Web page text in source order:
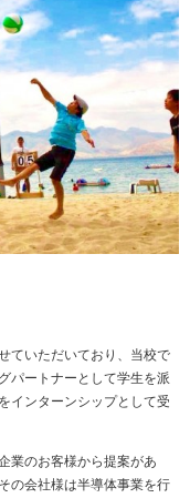
ていただいており、当校で
パートナーとして学生を派
インターンシップとして受
業のお客様から提案があ
の会社様は半導体事業を行